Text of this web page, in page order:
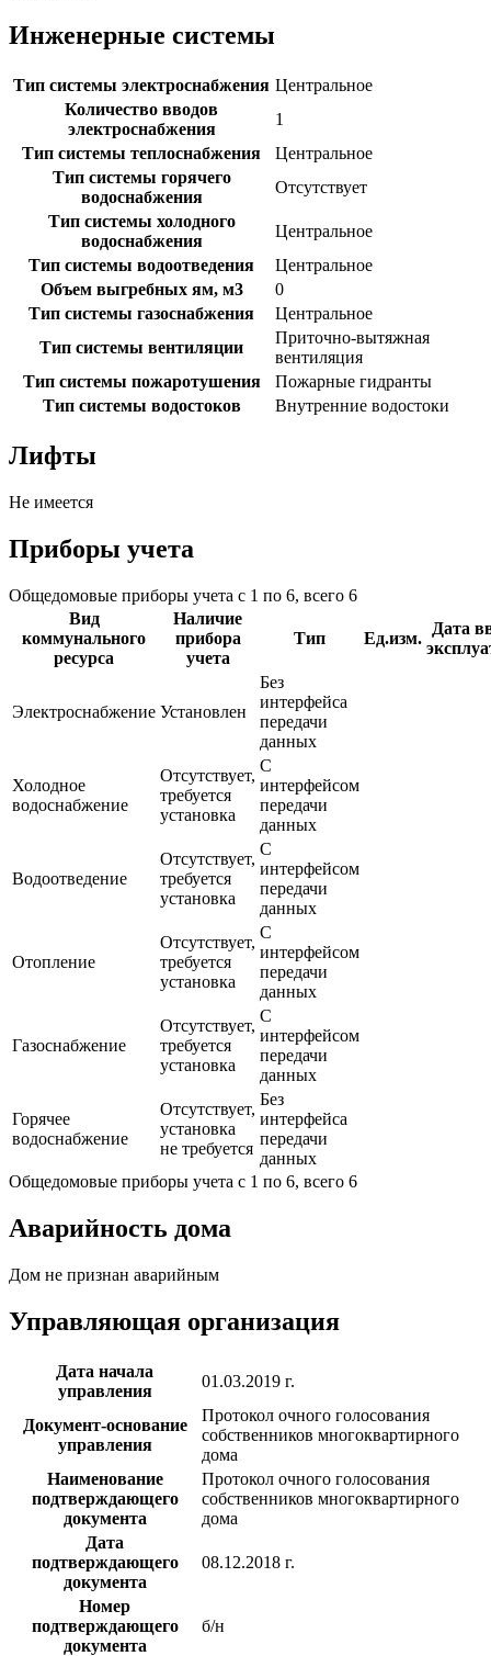
Инженерные системы
Тип системы электроснабжения Центральное
Количество вводов
электроснабжения
1
Тип системы теплоснабжения
Центральное
Тип системы горячего
водоснабжения
Отсутствует
Тип системы холодного
водоснабжения
Центральное
Тип системы водоотведения
Центральное
Объем выгребных ям, м3
0
Тип системы газоснабжения
Центральное
Тип системы вентиляции
Приточно-вытяжная
вентиляция
Тип системы пожаротушения
Пожарные гидранты
Тип системы водостоков
Внутренние водостоки
Лифты
Не имеется
Приборы учета
Общедомовые приборы учета с 1 по 6, всего 6
Вид
коммунального
ресурса
Наличие
прибора
учета
Тип Ед.изм.
Дата
Электроснабжение Установлен
Без
интерфейса
передачи
данных
Холодное
водоснабжение
Отсутствует,
требуется
установка
С
интерфейсом
передачи
данных
Водоотведение
Отсутствует,
требуется
установка
С
интерфейсом
передачи
данных
Отопление
Отсутствует,
требуется
установка
С
интерфейсом
передачи
данных
Газоснабжение
Отсутствует,
требуется
установка
С
интерфейсом
передачи
данных
Горячее
водоснабжение
Отсутствует,
установка
не требуется
Без
интерфейса
передачи
данных
Общедомовые приборы учета с 1 по 6, всего 6
Аварийность дома
Дом не признан аварийным
Управляющая организация
Дата начала
управления
01.03.2019 г.
Документ-основание
управления
Протокол очного голосования
собственников многоквартирного
дома
Наименование
подтверждающего
документа
Протокол очного голосования
собственников многоквартирного
дома
Дата
подтверждающего
документа
08.12.2018 г.
Номер
подтверждающего
документа
б/н